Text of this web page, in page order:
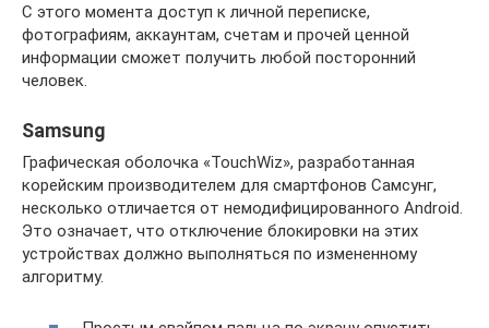
С этого момента доступ к личной переписке,
фотографиям, аккаунтам, счетам и прочей ценной
информации сможет получить любой посторонний
человек.
Samsung
Графическая оболочка «TouchWiz», разработанная
корейским производителем для смартфонов Самсунг,
несколько отличается от немодифицированного Android.
Это означает, что отключение блокировки на этих
устройствах должно выполняться по измененному
алгоритму.